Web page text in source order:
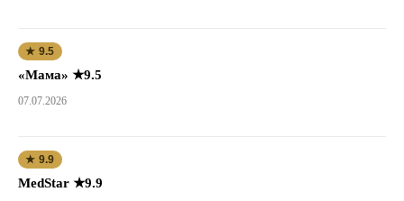
★ 9.5
«Мама» ★9.5
07.07.2026
★ 9.9
MedStar ★9.9